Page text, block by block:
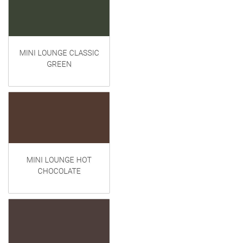
MINI LOUNGE CLASSIC
GREEN
MINI LOUNGE HOT
CHOCOLATE